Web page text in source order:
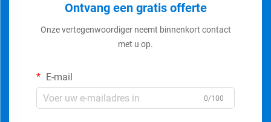
Ontvang een gratis offerte
Onze vertegenwoordiger neemt binnenkort contact
met u op.
E-mail
0/100